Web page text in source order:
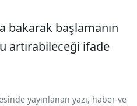
bakarak başlamanın
artırabileceği ifade
yayınlanan yazı, haber ve